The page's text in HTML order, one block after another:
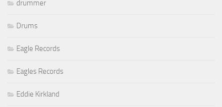
drummer
Drums
Eagle Records
Eagles Records
Eddie Kirkland